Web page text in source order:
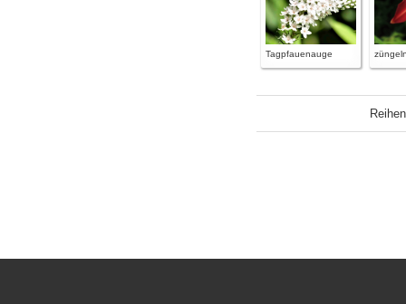
Tagpfauenauge